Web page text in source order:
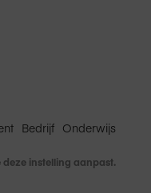
Bedrijf Onderwijs
instelling aanpast.